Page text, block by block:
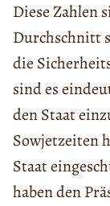
Diese Zahlen
Durchschnitt
die
sind es
den Staat
Sowjetzeiten
Staat
haben den